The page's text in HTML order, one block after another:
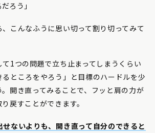
ろう」
こんなふうに思い切って割り切ってみて
1つの問題で立ち止まってしまうくらい
ところをやろう」と目標のハードルを少
開き直ってみることで、フッと肩の力が
戻すことができます。
ないよりも、開き直って自分のできると